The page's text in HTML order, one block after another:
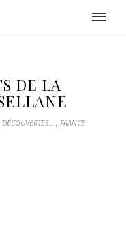
DE LA
DÉCOUVERTES..., FRANCE